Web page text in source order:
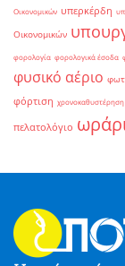
Οικονομικών υπερκέρδη
Οικονομικών
φορολογία φορολογικά έσοδα
φυσικό αέριο
φόρτιση χρονοκαθυστέρηση
πελατολόγιο